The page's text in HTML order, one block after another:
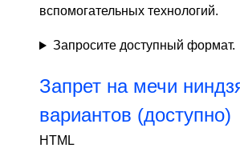
вспомогательных технологий.
Запросите доступный формат.
Запрет на мечи
вариантов (доступно)
HTML